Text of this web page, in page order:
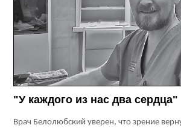
"У каждого из нас два сердца"
Врач Белолюбский уверен, что зрение